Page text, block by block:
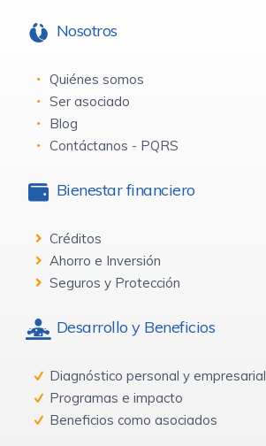
Nosotros
Quiénes somos
Ser asociado
Blog
Contáctanos - PQRS
Bienestar financiero
Créditos
Ahorro e Inversión
Seguros y Protección
Desarrollo y Beneficios
Diagnóstico personal y empresarial
Programas e impacto
Beneficios como asociados